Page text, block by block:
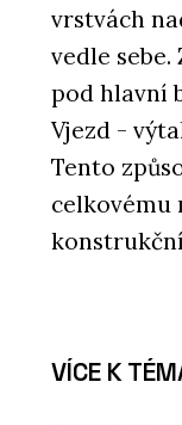
vrstvách
vedle
pod hlavní
Vjezd -
Tento
celkovému
VÍCE K